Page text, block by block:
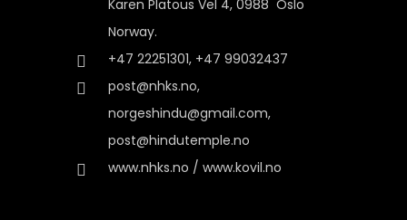
Karen Platous Vel 4, 0988 Oslo
Norway.
+47 22251301, +47 99032437
post@nhks.no,
norgeshindu@gmail.com,
post@hindutemple.no
www.nhks.no / www.kovil.no